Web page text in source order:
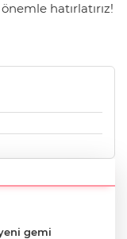
hatırlatırız!
gemi